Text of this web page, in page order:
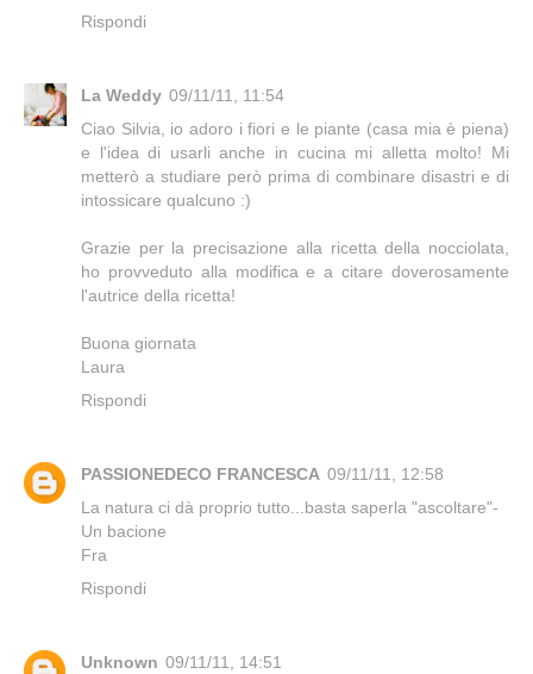
Rispondi
La Weddy 09/11/11, 11:54
Ciao Silvia, io adoro i fiori e le piante (casa mia è piena)
e l'idea di usarli anche in cucina mi alletta molto! Mi
metterò a studiare però prima di combinare disastri e di
intossicare qualcuno :)
Grazie per la precisazione alla ricetta della nocciolata,
ho provveduto alla modifica e a citare doverosamente
l'autrice della ricetta!
Buona giornata
Laura
Rispondi
PASSIONEDECO FRANCESCA 09/11/11, 12:58
La natura ci dà proprio tutto...basta saperla "ascoltare"-
Un bacione
Fra
Rispondi
Unknown 09/11/11, 14:51